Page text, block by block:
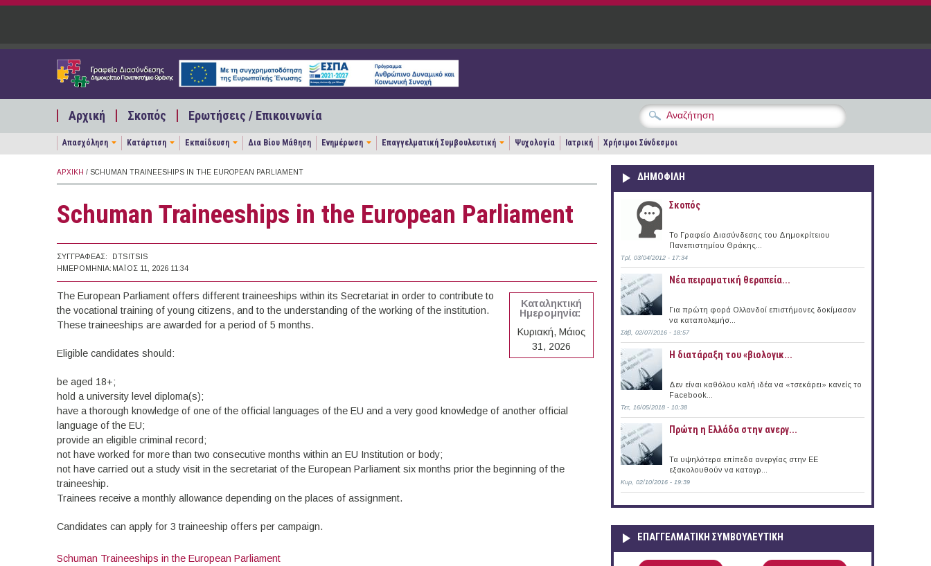
Παράκαμψη προς το κυρίως περιεχόμενο
Αρχική Σκοπός Ερωτήσεις / Επικοινωνία
Απασχόληση Κατάρτιση Εκπαίδευση Δια Βίου Μάθηση Ενημέρωση Επαγγελματική Συμβουλευτική Ψυχολογία Ιατρική Χρήσιμοι Σύνδεσμοι
ΑΡΧΙΚΉ / SCHUMAN TRAINEESHIPS IN THE EUROPEAN PARLIAMENT
Schuman Traineeships in the European Parliament
ΣΥΓΓΡΑΦΈΑΣ:
DTSITSIS
ΗΜΕΡΟΜΗΝΊΑ: ΜΆΙΟΣ 11, 2026 11:34
Καταληκτική
Ημερομηνία:
Κυριακή, Μάιος
31, 2026
The European Parliament offers different traineeships within its Secretariat in order to contribute to
the vocational training of young citizens, and to the understanding of the working of the institution.
These traineeships are awarded for a period of 5 months.
Eligible candidates should:
be aged 18+;
hold a university level diploma(s);
have a thorough knowledge of one of the official languages of the EU and a very good knowledge of another official
language of the EU;
provide an eligible criminal record;
not have worked for more than two consecutive months within an EU Institution or body;
not have carried out a study visit in the secretariat of the European Parliament six months prior the beginning of the
traineeship.
Trainees receive a monthly allowance depending on the places of assignment.
Candidates can apply for 3 traineeship offers per campaign.
Schuman Traineeships in the European Parliament
ΔΗΜΟΦΙΛΗ
Σκοπός
Το Γραφείο Διασύνδεσης του Δημοκρίτειου
Πανεπιστημίου Θράκης...
Τρί, 03/04/2012 - 17:34
Νέα πειραματική θεραπεία...
Για πρώτη φορά Ολλανδοί επιστήμονες δοκίμασαν
να καταπολεμήσ...
Σάβ, 02/07/2016 - 18:57
Η διατάραξη του «βιολογικ...
Δεν είναι καθόλου καλή ιδέα να «τσεκάρει» κανείς το
Facebook...
Τετ, 16/05/2018 - 10:38
Πρώτη η Ελλάδα στην ανεργ...
Τα υψηλότερα επίπεδα ανεργίας στην ΕΕ
εξακολουθούν να καταγρ...
Κυρ, 02/10/2016 - 19:39
ΕΠΑΓΓΕΛΜΑΤΙΚΉ ΣΥΜΒΟΥΛΕΥΤΙΚΉ